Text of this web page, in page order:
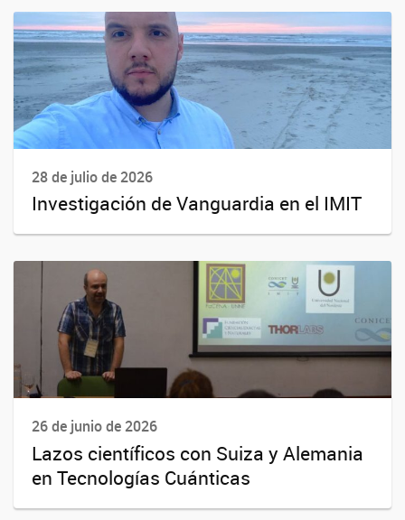
28 de julio de 2026
Investigación de Vanguardia en el IMIT
26 de junio de 2026
Lazos científicos con Suiza y Alemania
en Tecnologías Cuánticas